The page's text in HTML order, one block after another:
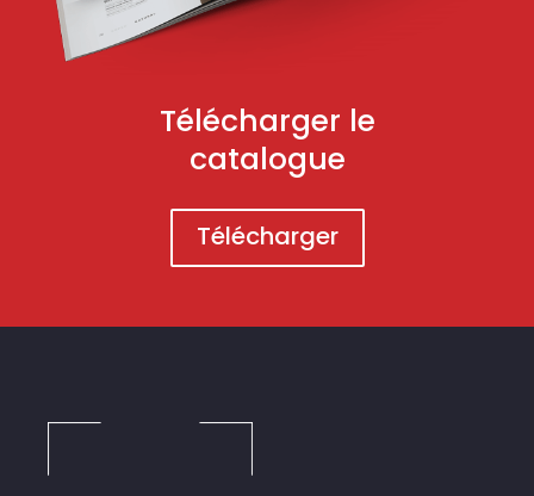
Télécharger le
catalogue
Télécharger